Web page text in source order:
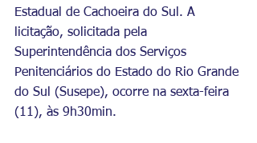
Estadual de Cachoeira do Sul. A
licitação, solicitada pela
Superintendência dos Serviços
Penitenciários do Estado do Rio Grande
do Sul (Susepe), ocorre na sexta-feira
(11), às 9h30min.